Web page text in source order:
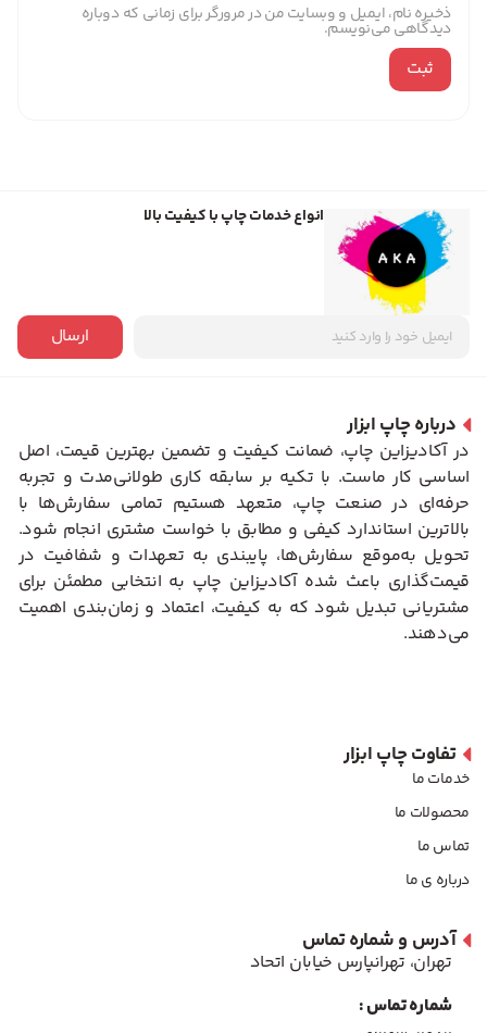
ذخیره نام، ایمیل و وبسایت من در مرورگر برای زمانی که دوباره
دیدگاهی می‌نویسم.
انواع خدمات چاپ با کیفیت بالا
ارسال
درباره چاپ ابزار
در آکادیزاین چاپ، ضمانت کیفیت و تضمین بهترین قیمت، اصل
اساسی کار ماست. با تکیه بر سابقه کاری طولانی‌مدت و تجربه
حرفه‌ای در صنعت چاپ، متعهد هستیم تمامی سفارش‌ها با
بالاترین استاندارد کیفی و مطابق با خواست مشتری انجام شود.
تحویل به‌موقع سفارش‌ها، پایبندی به تعهدات و شفافیت در
قیمت‌گذاری باعث شده آکادیزاین چاپ به انتخابی مطمئن برای
مشتریانی تبدیل شود که به کیفیت، اعتماد و زمان‌بندی اهمیت
می‌دهند.
تفاوت چاپ ابزار
خدمات ما
محصولات ما
تماس ما
درباره ی ما
آدرس و شماره تماس
تهران، تهرانپارس خیابان اتحاد
شماره تماس :